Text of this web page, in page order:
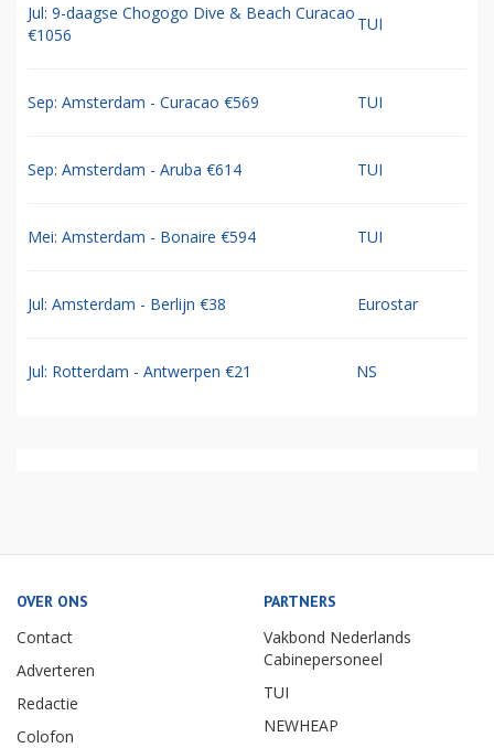
Jul: 9-daagse Chogogo Dive & Beach Curacao
€1056
TUI
Sep: Amsterdam - Curacao €569 TUI
Sep: Amsterdam - Aruba €614 TUI
Mei: Amsterdam - Bonaire €594 TUI
Jul: Amsterdam - Berlijn €38 Eurostar
Jul: Rotterdam - Antwerpen €21 NS
OVER ONS
Contact
Adverteren
Redactie
Colofon
PARTNERS
Vakbond Nederlands
Cabinepersoneel
TUI
NEWHEAP